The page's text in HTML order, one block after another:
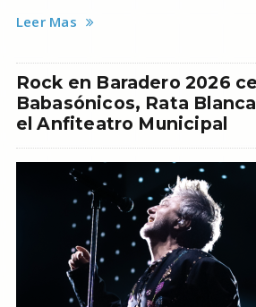
Leer Mas
Rock en Baradero 2026
Babasónicos, Rata
el Anfiteatro Municipal